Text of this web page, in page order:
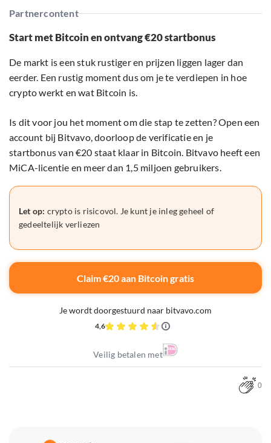
Partnercontent
Start met Bitcoin en ontvang €20 startbonus
De markt is een stuk rustiger en prijzen liggen lager dan
eerder. Een rustig moment dus om je te verdiepen in hoe
crypto werkt en wat Bitcoin is.
Is dit voor jou het moment om die stap te zetten? Open een
account bij Bitvavo, doorloop de verificatie en je
startbonus van €20 staat klaar in Bitcoin. Bitvavo heeft een
MiCA-licentie en meer dan 1,5 miljoen gebruikers.
Let op: crypto is risicovol. Je kunt je inleg geheel of
gedeeltelijk verliezen
Claim €20 aan Bitcoin gratis
Je wordt doorgestuurd naar bitvavo.com
4,6
Veilig betalen met
0